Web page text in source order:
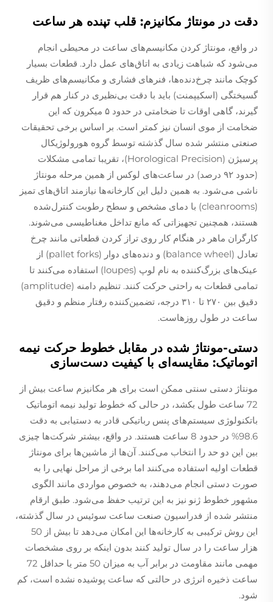
دقت در مونتاژ مکانیزم: قلب تپنده هر ساعت
در واقع، مونتاژ کردن مکانیسم‌های ساعت در محیطی انجام
می‌شود که شباهت زیادی به اتاق‌های عمل دارد. قطعات بسیار
کوچک مانند چرخ‌دنده‌ها، فنرهای فشاری و مکانیسم‌های ظریف
گسیختگی (اسکیپمنت) باید با دقت بی‌نظیری در کنار هم قرار
گیرند، گاهی اوقات تا ضخامتی در حدود ۵ میکرون که این
ضخامت از موی انسان نیز کمتر است. بر اساس برخی تحقیقات
صنعتی منتشر شده سال گذشته توسط گروه هورولوژیکال
پرسیژن (Horological Precision)، تقریبا تمامی مشکلات
(حدود ۹۲ درصد) در ساعت‌های لوکس از همین مرحله مونتاژ
ناشی می‌شود. به همین دلیل این کارخانه‌ها نیازمند اتاق‌های تمیز
(cleanrooms) با دمای مشخص و سطح رطوبت کنترل‌شده
هستند، همچنین تجهیزاتی که مانع تداخل مغناطیسی می‌شوند.
کارگران ماهر در هنگام کار روی تراز کردن قطعاتی مانند چرخ
تعادل (balance wheel) و دنده‌های دوار (pallet forks) از
عینک‌های بزرگ‌کننده به نام لوپ (loupes) استفاده می‌کنند تا
تمامی قطعات به راحتی حرکت کنند. تنظیم دامنه (amplitude)
دقیق بین ۲۷۰ تا ۳۱۰ درجه، تضمین‌کننده رفتار منظم و دقیق
ساعت در طول روزهاست.
دستی-مونتاژ شده در مقابل خطوط حرکت نیمه
اتوماتیک: مقایسه‌ای با کیفیت دست‌سازی
مونتاژ دستی سنتی ممکن است برای هر مکانیزم ساعت بیش از
72 ساعت طول بکشد، در حالی که خطوط تولید نیمه اتوماتیک
باتکنولوژی سیستم‌های پنس رباتیکی قادر به دستیابی به دقت
98.6% در حدود 8 ساعت هستند. در واقع، بیشتر شرکت‌ها چیزی
بین این دو حد را انتخاب می‌کنند. آن‌ها از ماشین‌ها برای مونتاژ
قطعات اولیه استفاده می‌کنند اما برخی از مراحل نهایی را به
صورت دستی انجام می‌دهند، به خصوص مواردی مانند الگوی
مشهور خطوط ژنو نیز به این ترتیب حفظ می‌شود. طبق ارقام
منتشر شده از فدراسیون صنعت ساعت سوئیس در سال گذشته،
این روش ترکیبی به کارخانه‌ها این امکان می‌دهد تا بیش از 50
هزار ساعت را در سال تولید کنند بدون اینکه بر روی مشخصات
مهمی مانند مقاومت در برابر آب به میزان 50 متر یا حداقل 72
ساعت ذخیره انرژی در حالتی که ساعت پوشیده نشده است، کم
شود.